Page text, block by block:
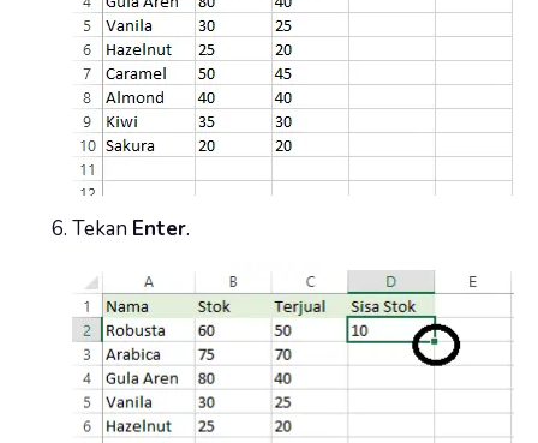
Tekan Enter.